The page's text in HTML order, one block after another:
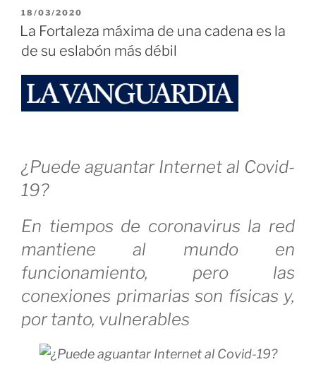
Cambiar»
PUBLICADO
EL
18/03/2020
La Fortaleza máxima de una cadena es la
de su eslabón más débil
¿Puede aguantar Internet al Covid-
19?
En tiempos de coronavirus la red
mantiene al mundo en
funcionamiento, pero las
conexiones primarias son físicas y,
por tanto, vulnerables